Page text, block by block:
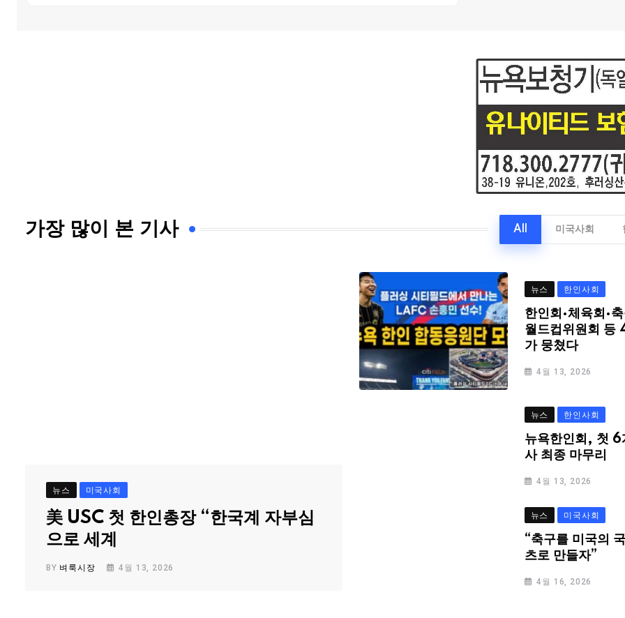
가장 많이 본 기사 All 미국사회
뉴스 미국사회
美 USC 첫 한인총장 “한국계 자부심
으로 세계
BY 벼룩시장 4월 13, 2026
뉴스 한인사회
한인회·체육회·
월드컵위원회 등
가 뭉쳤다
4월 13, 2026
뉴스 한인사회
뉴욕한인회, 첫 6
사 최종 마무리
4월 13, 2026
뉴스 미국사회
“축구를 미국의
츠로 만들자”
4월 16, 2026